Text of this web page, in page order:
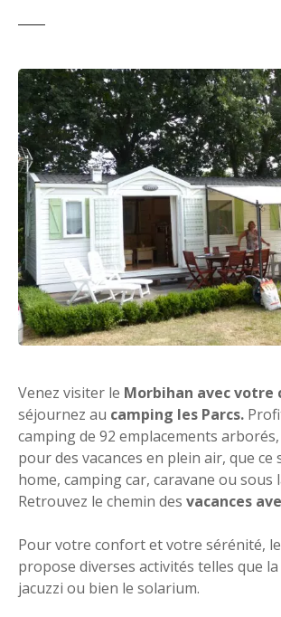
Venez visiter le Morbihan avec votre
séjournez au camping les Parcs.
camping de 92 emplacements
pour des vacances en plein air, que ce
home, camping car, caravane ou sous
Retrouvez le chemin des vacances
Pour votre confort et votre sérénité,
propose diverses activités telles que la
jacuzzi ou bien le solarium.